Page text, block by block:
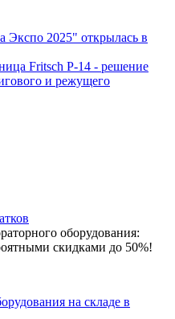
Экспо 2025" открылась в
Fritsch P-14 - решение
и режущего
оборудования:
скидками до 50%!
на складе в